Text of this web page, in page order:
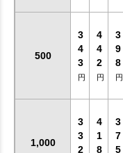
お買い物を続ける
500
3
4
3
円
4
4
2
円
3
9
8
円
1,000
3
3
2
4
1
8
3
7
5